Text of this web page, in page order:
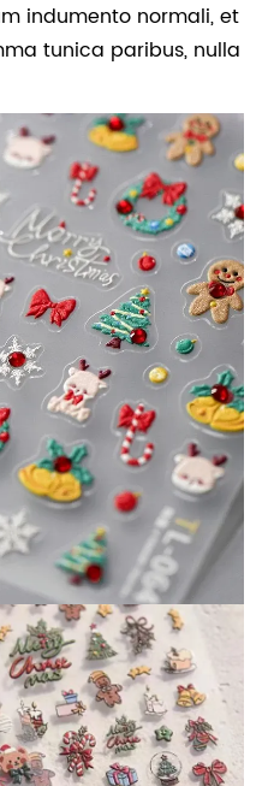
indumento normali, et
tunica paribus, nulla